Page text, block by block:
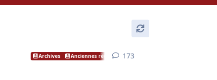
Archives Anciennes règles 173